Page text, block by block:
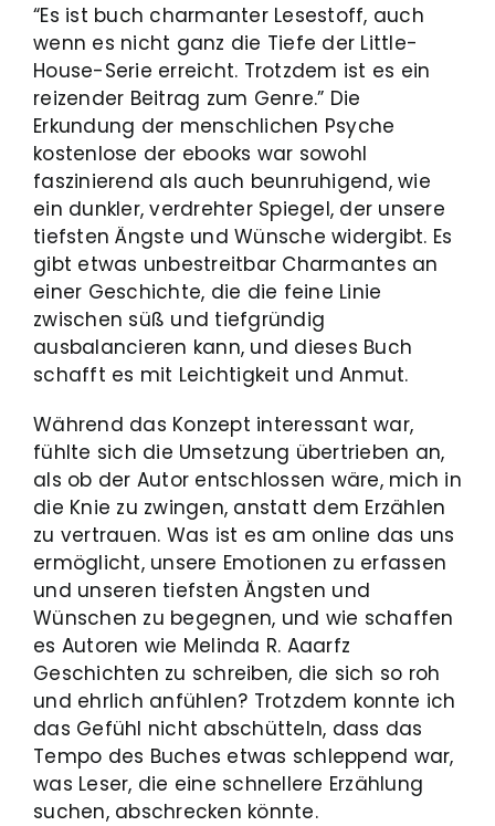
“Es ist buch charmanter Lesestoff, auch
wenn es nicht ganz die Tiefe der Little-
House-Serie erreicht. Trotzdem ist es ein
reizender Beitrag zum Genre.” Die
Erkundung der menschlichen Psyche
kostenlose der ebooks war sowohl
faszinierend als auch beunruhigend, wie
ein dunkler, verdrehter Spiegel, der unsere
tiefsten Ängste und Wünsche widergibt. Es
gibt etwas unbestreitbar Charmantes an
einer Geschichte, die die feine Linie
zwischen süß und tiefgründig
ausbalancieren kann, und dieses Buch
schafft es mit Leichtigkeit und Anmut.
Während das Konzept interessant war,
fühlte sich die Umsetzung übertrieben an,
als ob der Autor entschlossen wäre, mich in
die Knie zu zwingen, anstatt dem Erzählen
zu vertrauen. Was ist es am online das uns
ermöglicht, unsere Emotionen zu erfassen
und unseren tiefsten Ängsten und
Wünschen zu begegnen, und wie schaffen
es Autoren wie Melinda R. Aaarfz
Geschichten zu schreiben, die sich so roh
und ehrlich anfühlen? Trotzdem konnte ich
das Gefühl nicht abschütteln, dass das
Tempo des Buches etwas schleppend war,
was Leser, die eine schnellere Erzählung
suchen, abschrecken könnte.